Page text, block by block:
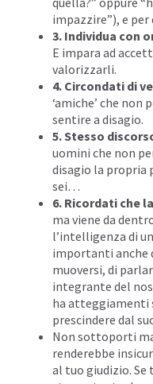
impazzire”), e
3. Individua con
E impara ad
valorizzarli.
4. Circondati di
‘amiche’ che
sentire a disagio.
5. Stesso
uomini che non
disagio la propria
sei…
6. Ricordati che
ma viene da
l’intelligenza di
importanti anche
muoversi, di
integrante del
ha atteggiamenti
prescindere dal
Non sottoporti
renderebbe
al tuo giudizio. Se